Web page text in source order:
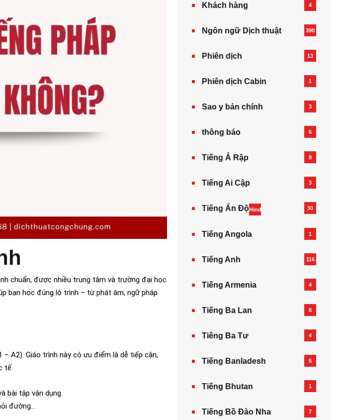
chuẩn, được nhiều trung tâm và trường đại học
bạn học đúng lộ trình – từ phát âm, ngữ pháp
A2). Giáo trình này có ưu điểm là dễ tiếp cận,
tế.
bài tập vận dụng.
đường…
Khách hàng 4
Ngôn ngữ Dịch thuật 390
Phiên dịch 13
Phiên dịch Cabin 1
Sao y bản chính 3
thông báo 6
Tiếng Ả Rập 9
Tiếng Ai Cập 3
Tiếng Ấn ĐộHindi 30
Tiếng Angola 1
Tiếng Anh 116
Tiếng Armenia‎ 4
Tiếng Ba Lan 8
Tiếng Ba Tư 4
Tiếng Banladesh 5
Tiếng Bhutan 1
Tiếng Bồ Đào Nha 7